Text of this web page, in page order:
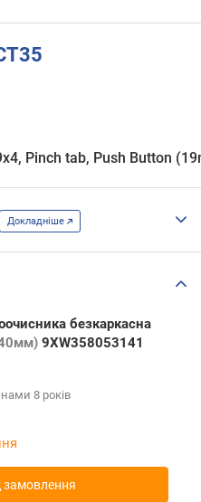
Pinch tab, Push Button
Докладніше
безкаркасна
9XW358053141
8 років
замовлення